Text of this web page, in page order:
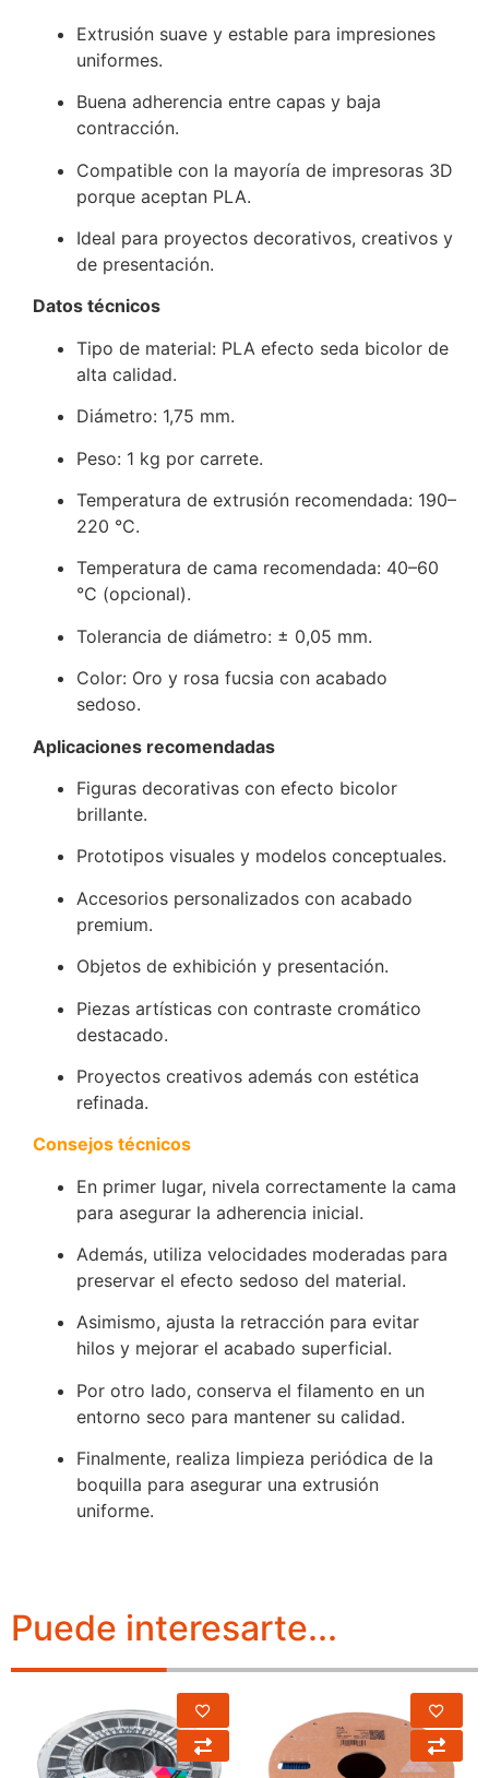
Extrusión suave y estable para impresiones
uniformes.
Buena adherencia entre capas y baja
contracción.
Compatible con la mayoría de impresoras 3D
porque aceptan PLA.
Ideal para proyectos decorativos, creativos y
de presentación.
Datos técnicos
Tipo de material: PLA efecto seda bicolor de
alta calidad.
Diámetro: 1,75 mm.
Peso: 1 kg por carrete.
Temperatura de extrusión recomendada: 190–
220 °C.
Temperatura de cama recomendada: 40–60
°C (opcional).
Tolerancia de diámetro: ± 0,05 mm.
Color: Oro y rosa fucsia con acabado
sedoso.
Aplicaciones recomendadas
Figuras decorativas con efecto bicolor
brillante.
Prototipos visuales y modelos conceptuales.
Accesorios personalizados con acabado
premium.
Objetos de exhibición y presentación.
Piezas artísticas con contraste cromático
destacado.
Proyectos creativos además con estética
refinada.
Consejos técnicos
En primer lugar, nivela correctamente la cama
para asegurar la adherencia inicial.
Además, utiliza velocidades moderadas para
preservar el efecto sedoso del material.
Asimismo, ajusta la retracción para evitar
hilos y mejorar el acabado superficial.
Por otro lado, conserva el filamento en un
entorno seco para mantener su calidad.
Finalmente, realiza limpieza periódica de la
boquilla para asegurar una extrusión
uniforme.
Puede interesarte...